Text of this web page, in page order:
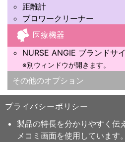
距離計
ブロワークリーナー
医療機器
NURSE ANGIE ブランドサ
※別ウィンドウが開きます。
その他のオプション
プライバシーポリシー
製品の特長を分かりやすく伝
メコミ画面を使用しています。